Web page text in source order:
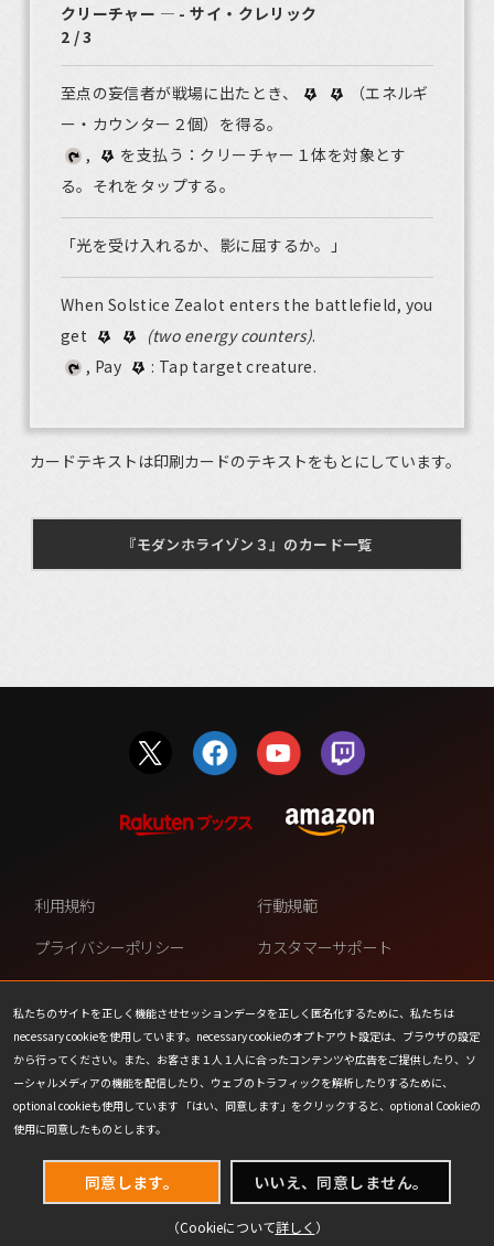
クリーチャー ― - サイ・クレリック
2 / 3
至点の妄信者が戦場に出たとき、
（エネルギ
ー・カウンター２個）を得る。
,
を支払う：クリーチャー１体を対象とす
る。それをタップする。
「光を受け入れるか、影に屈するか。」
When Solstice Zealot enters the battlefield, you
get
(two energy counters).
, Pay
: Tap target creature.
カードテキストは印刷カードのテキストをもとにしています。
『モダンホライゾン３』のカード一覧
私たちのサイトを正しく機能させセッションデータを正しく匿名化するために、私たちは
necessary cookieを使用しています。necessary cookieのオプトアウト設定は、ブラウザの設定
から行ってください。また、お客さま１人１人に合ったコンテンツや広告をご提供したり、ソ
ーシャルメディアの機能を配信したり、ウェブのトラフィックを解析したりするために、
optional cookieも使用しています 「はい、同意します」をクリックすると、optional Cookieの
使用に同意したものとします。
同意します。 いいえ、同意しません。
（Cookieについて詳しく ）
利用規約
行動規範
プライバシーポリシー
カスタマーサポート
ファンコンテンツ・ポリシー
個人情報の販売や共有を許可し
ない
COOKIE
プレスリリース
会社情報
お問い合わせ